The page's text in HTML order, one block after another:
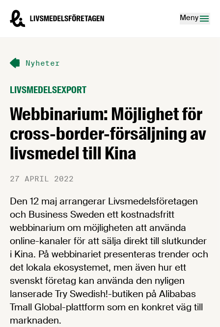
Livsmedelsföretagen – till startsidan
Meny
Nyheter
LIVSMEDELSEXPORT
Webbinarium: Möjlighet för
cross-border-försäljning av
livsmedel till Kina
27 APRIL 2022
Den 12 maj arrangerar Livsmedelsföretagen
och Business Sweden ett kostnadsfritt
webbinarium om möjligheten att använda
online-kanaler för att sälja direkt till slutkunder
i Kina. På webbinariet presenteras trender och
det lokala ekosystemet, men även hur ett
svenskt företag kan använda den nyligen
lanserade Try Swedish!-butiken på Alibabas
Tmall Global-plattform som en konkret väg till
marknaden.